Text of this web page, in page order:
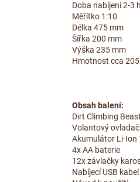
Doba nabíjení 2-3
Měřítko 1:10
Délka 475 mm
Šířka 200 mm
Výška 235 mm
Hmotnost cca
Obsah balení:
Dirt Climbing
Volantový
Akumulátor Li-Ion
4x AA baterie
12x závlačky
Nabíjecí USB kabel